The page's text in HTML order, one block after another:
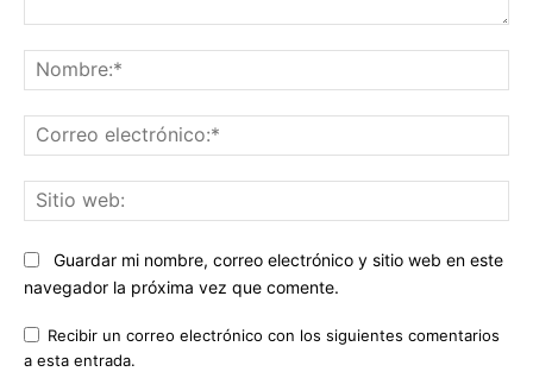
Guardar mi nombre, correo electrónico y sitio web en este
navegador la próxima vez que comente.
Recibir un correo electrónico con los siguientes comentarios
a esta entrada.